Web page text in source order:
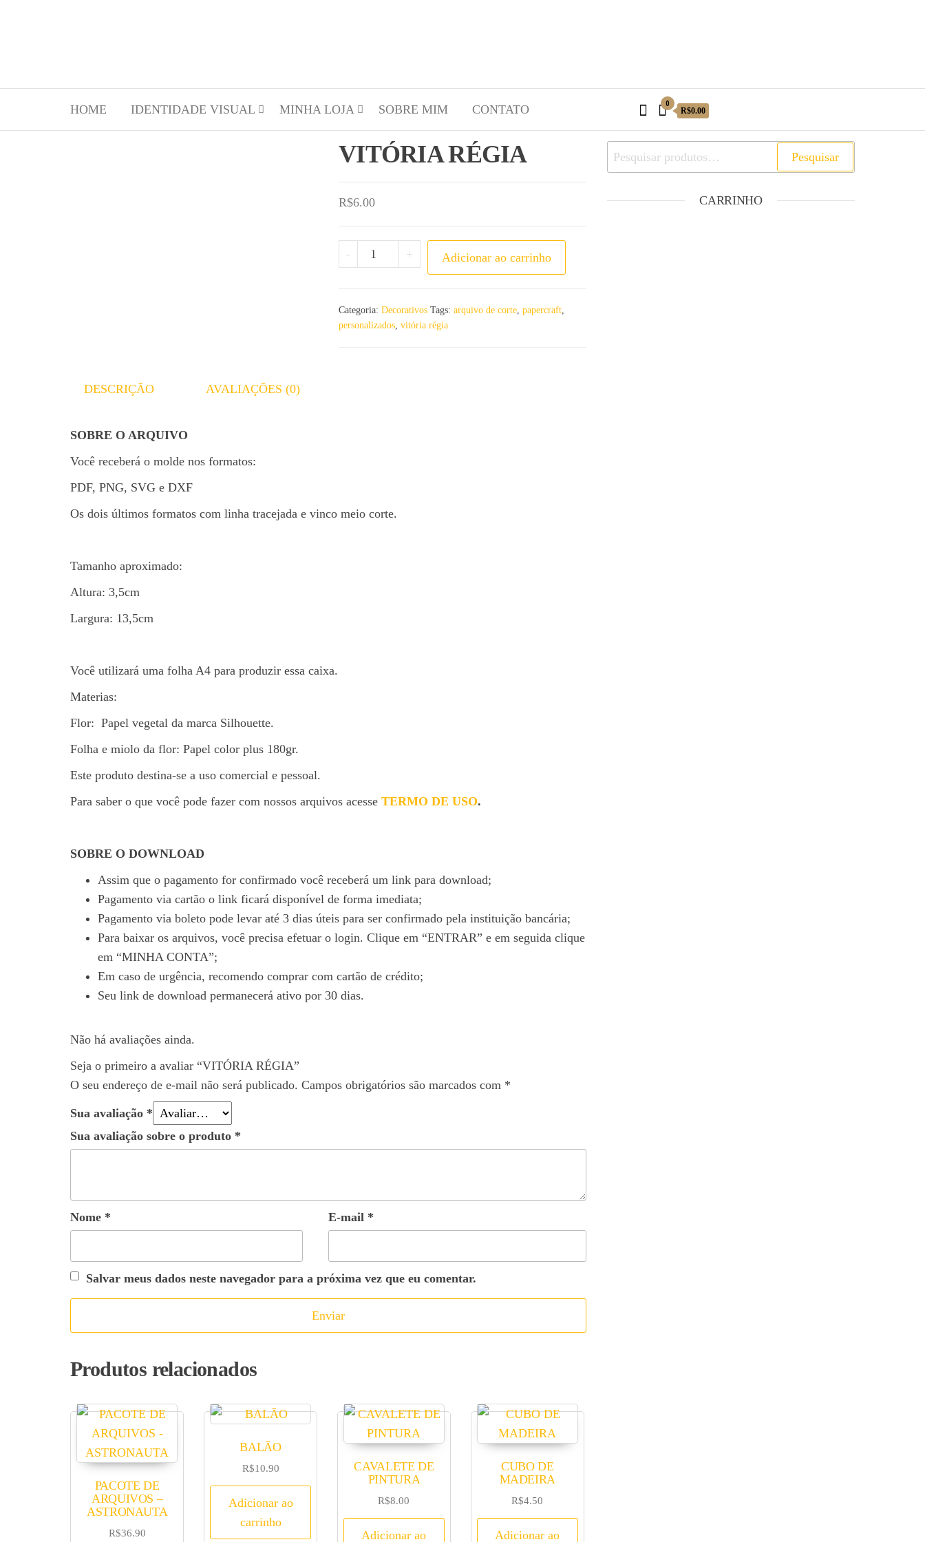
0
R$0.00
HOME IDENTIDADE VISUAL MINHA LOJA SOBRE MIM CONTATO
VITÓRIA RÉGIA
R$6.00
- + Adicionar ao carrinho
Categoria: Decorativos Tags: arquivo de corte, papercraft,
personalizados, vitória régia
DESCRIÇÃO AVALIAÇÕES (0)
SOBRE O ARQUIVO
Você receberá o molde nos formatos:
PDF, PNG, SVG e DXF
Os dois últimos formatos com linha tracejada e vinco meio corte.
Tamanho aproximado:
Altura: 3,5cm
Largura: 13,5cm
Você utilizará uma folha A4 para produzir essa caixa.
Materias:
Flor: Papel vegetal da marca Silhouette.
Folha e miolo da flor: Papel color plus 180gr.
Este produto destina-se a uso comercial e pessoal.
Para saber o que você pode fazer com nossos arquivos acesse TERMO DE USO.
SOBRE O DOWNLOAD
Assim que o pagamento for confirmado você receberá um link para download;
Pagamento via cartão o link ficará disponível de forma imediata;
Pagamento via boleto pode levar até 3 dias úteis para ser confirmado pela instituição bancária;
Para baixar os arquivos, você precisa efetuar o login. Clique em “ENTRAR” e em seguida clique
em “MINHA CONTA”;
Em caso de urgência, recomendo comprar com cartão de crédito;
Seu link de download permanecerá ativo por 30 dias.
Não há avaliações ainda.
Seja o primeiro a avaliar “VITÓRIA RÉGIA”
O seu endereço de e-mail não será publicado. Campos obrigatórios são marcados com *
Sua avaliação *
Sua avaliação sobre o produto *
Nome * E-mail *
Salvar meus dados neste navegador para a próxima vez que eu comentar.
Produtos relacionados
PACOTE DE
ARQUIVOS –
ASTRONAUTA
R$36.90
BALÃO
R$10.90
Adicionar ao
carrinho
CAVALETE DE
PINTURA
R$8.00
Adicionar ao
CUBO DE
MADEIRA
R$4.50
Adicionar ao
Pesquisar
CARRINHO